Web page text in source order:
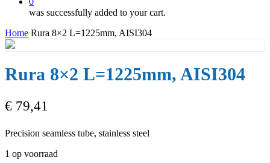
was successfully added to your cart.
Home Rura 8×2 L=1225mm, AISI304
Rura 8×2 L=1225mm, AISI304
€ 79,41
Precision seamless tube, stainless steel
1 op voorraad